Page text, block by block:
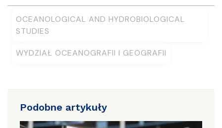
OCEANOLOGICAL AND HYDROBIOLOGICAL
STUDIES
WYDZIAŁ OCEANOGRAFII I GEOGRAFII
Podobne artykuły